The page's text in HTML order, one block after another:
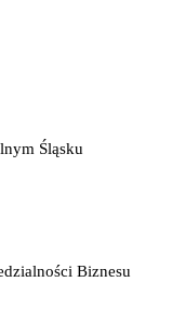
Śląsku
Biznesu